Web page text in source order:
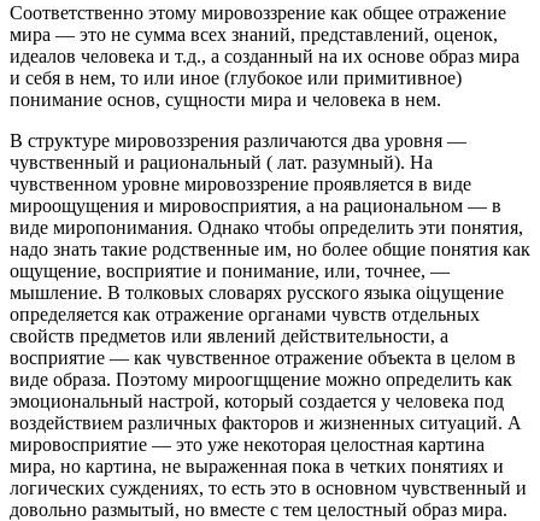
Соответственно этому мировоззрение как общее отражение
мира — это не сумма всех знаний, представлений, оценок,
идеалов человека и т.д., а создан­ный на их основе образ мира
и себя в нем, то или иное (глубокое или прими­тивное)
понимание основ, сущности мира и человека в нем.
В структуре мировоззрения различаются два уровня —
чувственный и ра­циональный ( лат. разумный). На
чувственном уровне мировоззрение проявля­ется в виде
мироощущения и мировосприятия, а на рациональном — в
виде ми­ропонимания. Однако чтобы определить эти понятия,
надо знать такие родст­венные им, но более общие понятия как
ощущение, восприятие и понимание, или, точнее, —
мышление. В толковых словарях русского языка оіцущение
опре­деляется как отражение органами чувств отдельных
свойств предметов или яв­лений действительности, а
восприятие — как чувственное отражение объекта в целом в
виде образа. Поэтому мироогщщение можно определить как
эмоцио­нальный настрой, который создается у человека под
воздействием различных факторов и жизненных ситуаций. А
мировосприятие — это уже некоторая цело­стная картина
мира, но картина, не выраженная пока в четких понятиях и
ло­гических суждениях, то есть это в основном чувственный и
довольно размы­тый, но вместе с тем целостный образ мира.